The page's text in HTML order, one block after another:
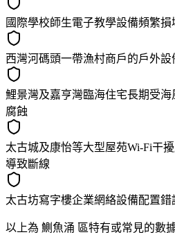
國際學校師生電子教學設備頻繁
西灣河碼頭一帶漁村商戶的戶外設
鯉景灣及嘉亨灣臨海住宅長期受
腐蝕
太古城及康怡等大型屋苑Wi-Fi干
導致斷線
太古坊寫字樓企業網絡設備配置
以上為 鰂魚涌 區特有或常見的數